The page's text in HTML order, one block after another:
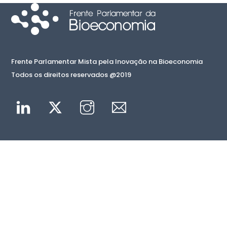
Frente Parlamentar Mista pela Inovação na Bioeconomia
Todos os direitos reservados @2019
Linkedin Twitter Instagram